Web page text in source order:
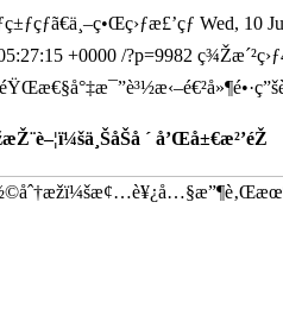
Wed, 10
+0000 /?p=9982
´ å’Œå±€æ²’éŽ